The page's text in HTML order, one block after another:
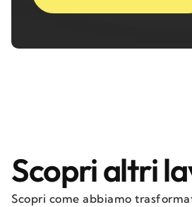
Scopri altri
Scopri come abbiamo